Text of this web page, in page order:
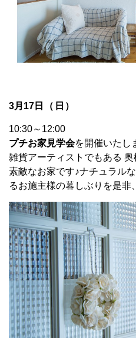
3月17 日（日）
10:30～12:00
プチお家見学会を開催いたし
雑貨アーティストでもある
素敵なお家です♪ナチュラル
るお施主様の暮しぶりを是非